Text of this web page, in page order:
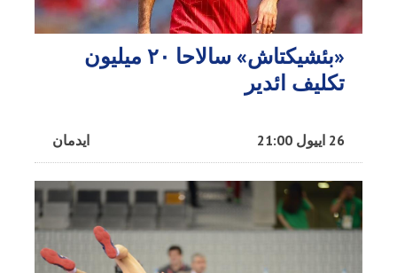
«بئشیکتاش» سالاحا ۲۰ میلیون
تکلیف ائدیر
ایدمان 26 اییول 21:00